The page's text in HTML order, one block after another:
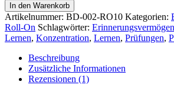
In den Warenkorb
Artikelnummer: BD-002-RO10 Kategorien:
Roll-On Schlagwörter: Erinnerungsvermögen
Lernen, Konzentration, Lernen, Prüfungen,
Beschreibung
Zusätzliche Informationen
Rezensionen (1)